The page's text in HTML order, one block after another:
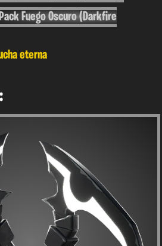
Fuego Oscuro (Darkfire
eterna